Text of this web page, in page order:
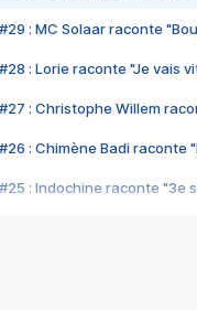
#29 : MC Solaar raconte
#28 : Lorie raconte "Je vais
#27 : Christophe Willem
#26 : Chimène Badi raconte
#25 : Indochine raconte "3e